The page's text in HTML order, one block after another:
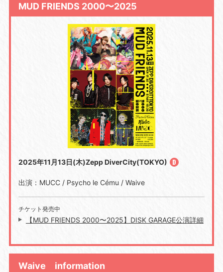
MUD FRIENDS 2000〜2025
2025年11月13日(木)Zepp DiverCity(TOKYO)
出演：MUCC / Psycho le Cému / Waive
チケット発売中
【MUD FRIENDS 2000〜2025】DISK GARAGE公演詳細
Waive information